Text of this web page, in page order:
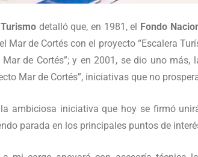
Turismodetalló que, en 1981, el Fondo
Mar de Cortés con el proyecto “Escalera
de Cortés”; y en 2001, se dio uno más,
Mar de Cortés”, iniciativas que no
ambiciosa iniciativa que hoy se firmó
parada en los principales puntos de